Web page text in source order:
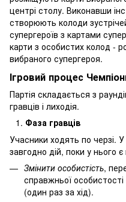
центрі столу. Виконавши
створюють колоди
супергероїв з картами
карти з особистих колод -
вибраного супергероя.
Ігровий процес
Партія складається з
гравців і лиходія.
Фаза гравців
Учасники ходять по черзі. У
завгодно дій, поки у нього
Змінити особистість,
справжньої
(один раз за хід).